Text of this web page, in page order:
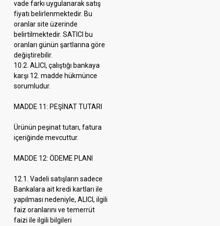
vade farkı uygulanarak satış
fiyatı belirlenmektedir. Bu
oranlar site üzerinde
belirtilmektedir. SATICI bu
oranları günün şartlarına göre
değiştirebilir.
10.2. ALICI, çalıştığı bankaya
karşı 12. madde hükmünce
sorumludur.
MADDE 11: PEŞİNAT TUTARI
Ürünün peşinat tutarı, fatura
içeriğinde mevcuttur.
MADDE 12: ÖDEME PLANI
12.1. Vadeli satışların sadece
Bankalara ait kredi kartları ile
yapılması nedeniyle, ALICI, ilgili
faiz oranlarını ve temerrüt
faizi ile ilgili bilgileri